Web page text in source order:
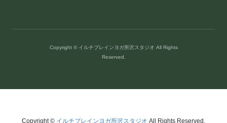
Copyright © イルチブレインヨガ所沢スタジオ All Rights
Reserved.
Copyright © イルチブレインヨガ所沢スタジオ All Rights Reserved.